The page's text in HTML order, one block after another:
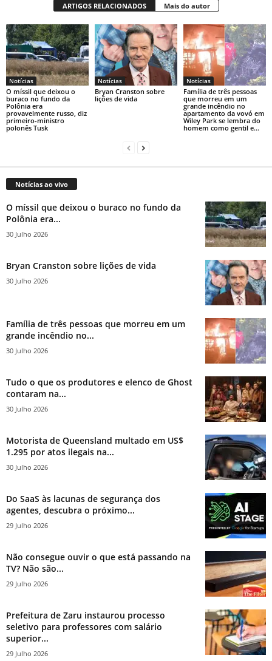
ARTIGOS RELACIONADOS Mais do autor
Notícias
O míssil que deixou o
buraco no fundo da
Polônia era
provavelmente russo, diz
primeiro-ministro
polonês Tusk
Notícias
Bryan Cranston sobre
lições de vida
Notícias
Família de três pessoas
que morreu em um
grande incêndio no
apartamento da vovó em
Wiley Park se lembra do
homem como gentil e...
Notícias ao vivo
O míssil que deixou o buraco no fundo da
Polônia era...
30 Julho 2026
Bryan Cranston sobre lições de vida
30 Julho 2026
Família de três pessoas que morreu em um
grande incêndio no...
30 Julho 2026
Tudo o que os produtores e elenco de Ghost
contaram na...
30 Julho 2026
Motorista de Queensland multado em US$
1.295 por atos ilegais na...
30 Julho 2026
Do SaaS às lacunas de segurança dos
agentes, descubra o próximo...
29 Julho 2026
Não consegue ouvir o que está passando na
TV? Não são...
29 Julho 2026
Prefeitura de Zaru instaurou processo
seletivo para professores com salário
superior...
29 Julho 2026